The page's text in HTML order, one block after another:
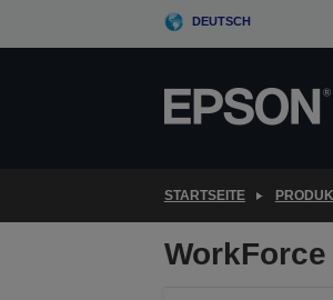
DEUTSCH
STARTSEITE
WorkForce